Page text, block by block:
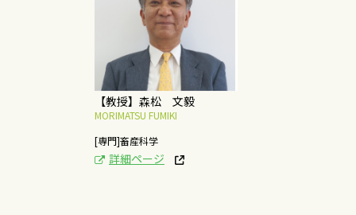
動物生産システムおよ
び畜産物利用に関する
研究・開発
概要はこちら
【教授】森松 文毅
MORIMATSU FUMIKI
[専門]畜産科学
詳細ページ